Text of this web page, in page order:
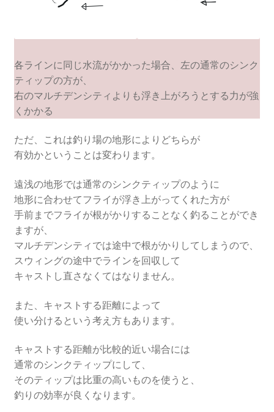
各ラインに同じ水流がかかった場合、左の通常のシンク
ティップの方が、
右のマルチデンシティよりも浮き上がろうとする力が強
くかかる
ただ、これは釣り場の地形によりどちらが
有効かということは変わります。
遠浅の地形では通常のシンクティップのように
地形に合わせてフライが浮き上がってくれた方が
手前までフライが根がかりすることなく釣ることができ
ますが、
マルチデンシティでは途中で根がかりしてしまうので、
スウィングの途中でラインを回収して
キャストし直さなくてはなりません。
また、キャストする距離によって
使い分けるという考え方もあります。
キャストする距離が比較的近い場合には
通常のシンクティップにして、
そのティップは比重の高いものを使うと、
釣りの効率が良くなります。